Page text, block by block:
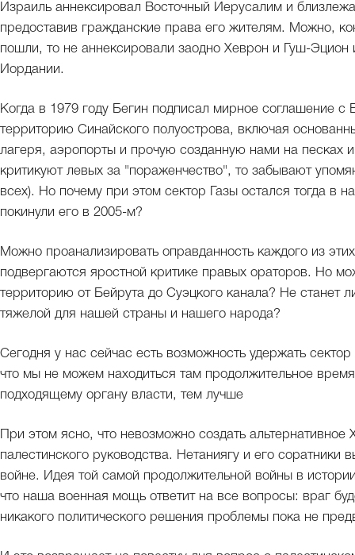
Израиль аннексировал Восточный Иерусалим и
предоставив гражданские права его жителям. Можно,
пошли, то не аннексировали заодно Хеврон и Гуш-Эцион
Иордании.
Когда в 1979 году Бегин подписал мирное соглашение
территорию Синайского полуострова, включая
лагеря, аэропорты и прочую созданную нами на песках
критикуют левых за "пораженчество", то забывают
всех). Но почему при этом сектор Газы остался тогда в
покинули его в 2005-м?
Можно проанализировать оправданность каждого из
подвергаются яростной критике правых ораторов. Но
территорию от Бейрута до Суэцкого канала? Не станет
тяжелой для нашей страны и нашего народа?
Сегодня у нас сейчас есть возможность удержать
что мы не можем находиться там продолжительное
подходящему органу власти, тем лучше
При этом ясно, что невозможно создать
палестинского руководства. Нетаниягу и его
войне. Идея той самой продолжительной войны в
что наша военная мощь ответит на все вопросы: враг
никакого политического решения проблемы пока не